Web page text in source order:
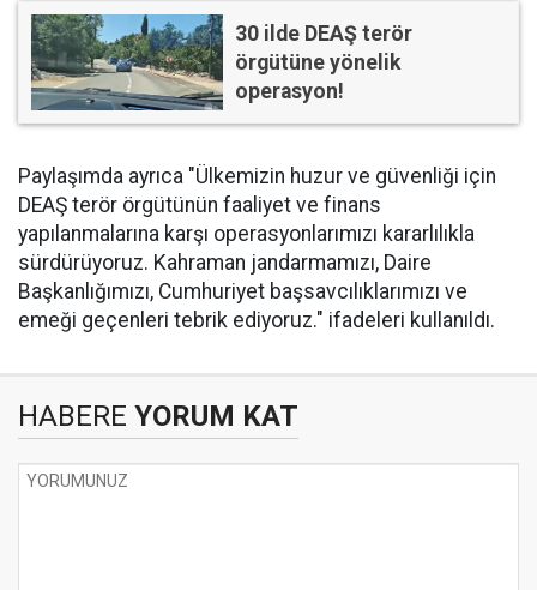
30 ilde DEAŞ terör
örgütüne yönelik
operasyon!
Paylaşımda ayrıca "Ülkemizin huzur ve güvenliği için
DEAŞ terör örgütünün faaliyet ve finans
yapılanmalarına karşı operasyonlarımızı kararlılıkla
sürdürüyoruz. Kahraman jandarmamızı, Daire
Başkanlığımızı, Cumhuriyet başsavcılıklarımızı ve
emeği geçenleri tebrik ediyoruz." ifadeleri kullanıldı.
HABERE YORUM KAT